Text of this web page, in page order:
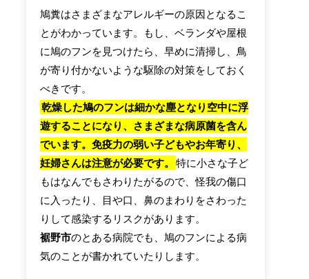
鳩糞はさまざまなアレルギーの原因となるこ
とがわかっています。もし、ベランダや屋根
に鳩のフンを見つけたら、早めに清掃し、鳥
が寄り付かないような駆除の対策をしておく
べきです。
乾燥した鳩のフンは細かな塵となり空中に浮
遊することになり、さまざまな病原菌を含ん
でいます。免疫力の弱い子どもやお年寄り、
妊婦さんは注意が必要です。
特に小さな子ど
もはなんでもさわりたがるので、怪我の傷口
に入ったり、目や口、鼻のまわりをさわった
りして感染するリスクがあります。
裾野市のとある病院でも、鳩のフンによる病
気のことが書かれていたりします。